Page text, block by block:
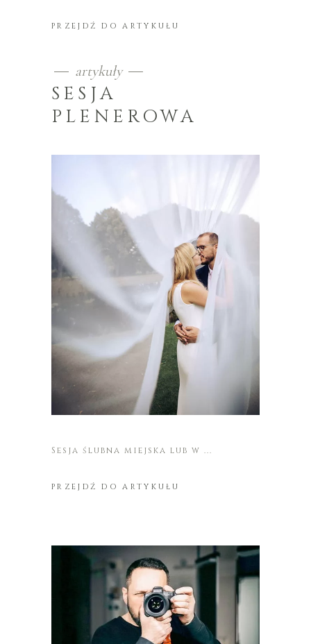
PRZEJDŹ DO ARTYKUŁU
artykuły
SESJA
PLENEROWA
Sesja ślubna miejska lub w
PRZEJDŹ DO ARTYKUŁU